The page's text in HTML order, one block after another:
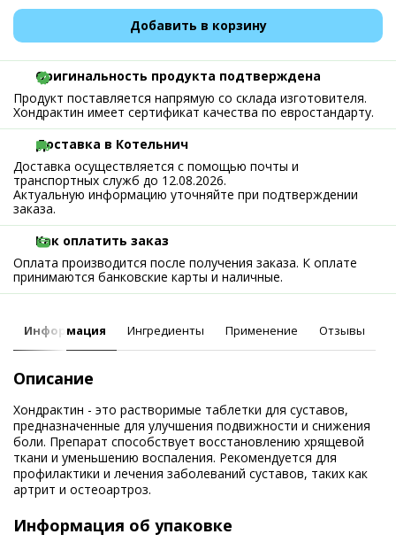
Добавить в корзину
Оригинальность продукта подтверждена
Продукт поставляется напрямую со склада изготовителя.
Хондрактин имеет сертификат качества по евростандарту.
Доставка в Котельнич
Доставка осуществляется с помощью почты и
транспортных служб до 12.08.2026.
Актуальную информацию уточняйте при подтверждении
заказа.
Как оплатить заказ
Оплата производится после получения заказа. К оплате
принимаются банковские карты и наличные.
Информация Ингредиенты Применение Отзывы
Описание
Хондрактин - это растворимые таблетки для суставов,
предназначенные для улучшения подвижности и снижения
боли. Препарат способствует восстановлению хрящевой
ткани и уменьшению воспаления. Рекомендуется для
профилактики и лечения заболеваний суставов, таких как
артрит и остеоартроз.
Информация об упаковке